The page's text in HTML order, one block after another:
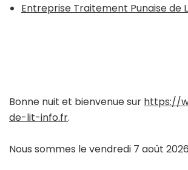
Entreprise Traitement Punaise de
Bonne nuit et bienvenue sur https://
de-lit-info.fr.
Nous sommes le vendredi 7 août